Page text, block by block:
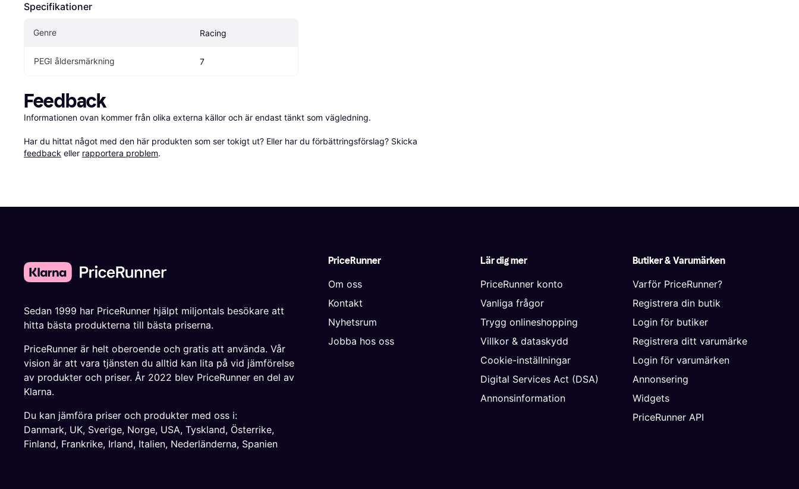
Specifikationer
Genre Racing
PEGI åldersmärkning 7
Feedback
Informationen ovan kommer från olika externa källor och är endast tänkt som vägledning.
Har du hittat något med den här produkten som ser tokigt ut? Eller har du förbättringsförslag? Skicka
feedback eller rapportera problem.
PriceRunner
Om oss
Kontakt
Nyhetsrum
Jobba hos oss
Lär dig mer
PriceRunner konto
Vanliga frågor
Trygg onlineshopping
Villkor & dataskydd
Cookie-inställningar
Digital Services Act (DSA)
Annonsinformation
Butiker & Varumärken
Varför PriceRunner?
Registrera din butik
Login för butiker
Registrera ditt varumärke
Login för varumärken
Annonsering
Widgets
PriceRunner API
Sedan 1999 har PriceRunner hjälpt miljontals besökare att
hitta bästa produkterna till bästa priserna.
PriceRunner är helt oberoende och gratis att använda. Vår
vision är att vara tjänsten du alltid kan lita på vid jämförelse
av produkter och priser. År 2022 blev PriceRunner en del av
Klarna.
Du kan jämföra priser och produkter med oss i:
Danmark, UK, Sverige, Norge, USA, Tyskland, Österrike,
Finland, Frankrike, Irland, Italien, Nederländerna, Spanien